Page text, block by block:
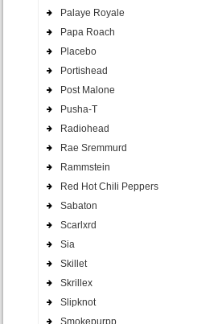
Palaye Royale
Papa Roach
Placebo
Portishead
Post Malone
Pusha-T
Radiohead
Rae Sremmurd
Rammstein
Red Hot Chili Peppers
Sabaton
Scarlxrd
Sia
Skillet
Skrillex
Slipknot
Smokepurpp